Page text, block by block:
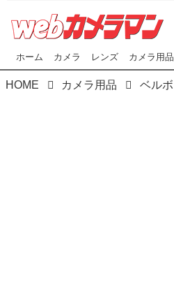
ホーム カメラ レンズ カメラ用品
HOME カメラ用品